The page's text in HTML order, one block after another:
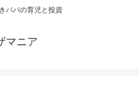
パパの育児と投資
マニア